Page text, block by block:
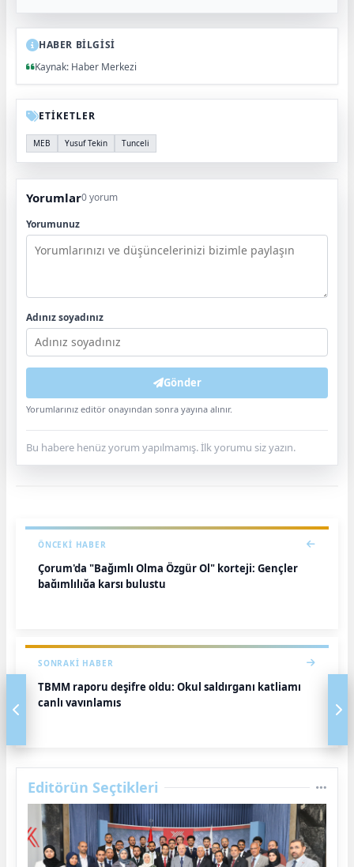
HABER BİLGİSİ
Kaynak: Haber Merkezi
ETİKETLER
MEB Yusuf Tekin Tunceli
Yorumlar0 yorum
Yorumunuz
Adınız soyadınız
Gönder
Yorumlarınız editör onayından sonra yayına alınır.
Bu habere henüz yorum yapılmamış. İlk yorumu siz yazın.
ÖNCEKI HABER
Çorum'da "Bağımlı Olma Özgür Ol" korteji: Gençler
bağımlılığa karşı buluştu
SONRAKI HABER
TBMM raporu deşifre oldu: Okul saldırganı katliamı
canlı yayınlamış
Editörün Seçtikleri